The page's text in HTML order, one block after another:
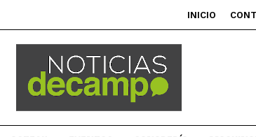
INICIO